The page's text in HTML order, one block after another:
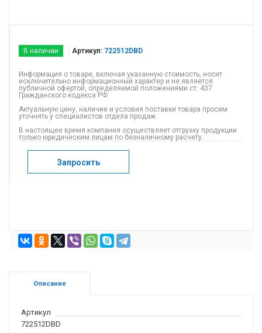
В наличии Артикул: 722512DBD
Информация о товаре, включая указанную стоимость, носит
исключительно информационный характер и не является
публичной офертой, определяемой положениями ст. 437
Гражданского кодекса РФ.
Актуальную цену, наличие и условия поставки товара просим
уточнять у специалистов отдела продаж.
В настоящее время компания осуществляет отгрузку продукции
только юридическим лицам по безналичному расчету.
Запросить
Описание
Артикул
722512DBD